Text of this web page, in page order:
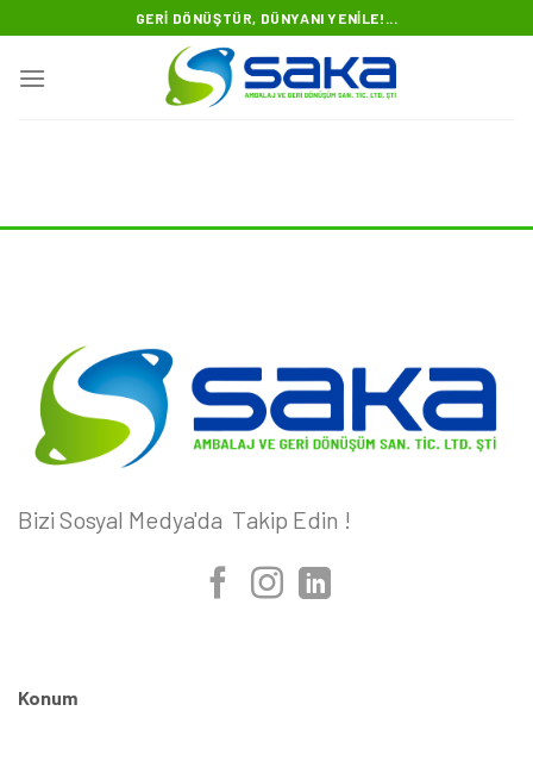
to
content
GERI DÖNÜŞTÜR, DÜNYANI YENILE!...
Bizi Sosyal Medya'da Takip Edin !
Konum